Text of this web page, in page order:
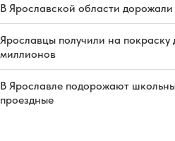
В Ярославской области
Ярославцы получили на покраску
миллионов
В Ярославле подорожают
проездные